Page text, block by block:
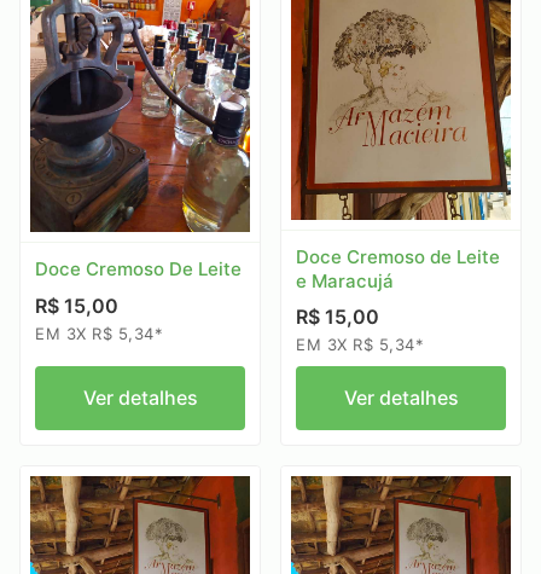
Doce Cremoso De Leite
R$ 15,00
EM 3X R$ 5,34*
Ver detalhes
Doce Cremoso de Leite
e Maracujá
R$ 15,00
EM 3X R$ 5,34*
Ver detalhes